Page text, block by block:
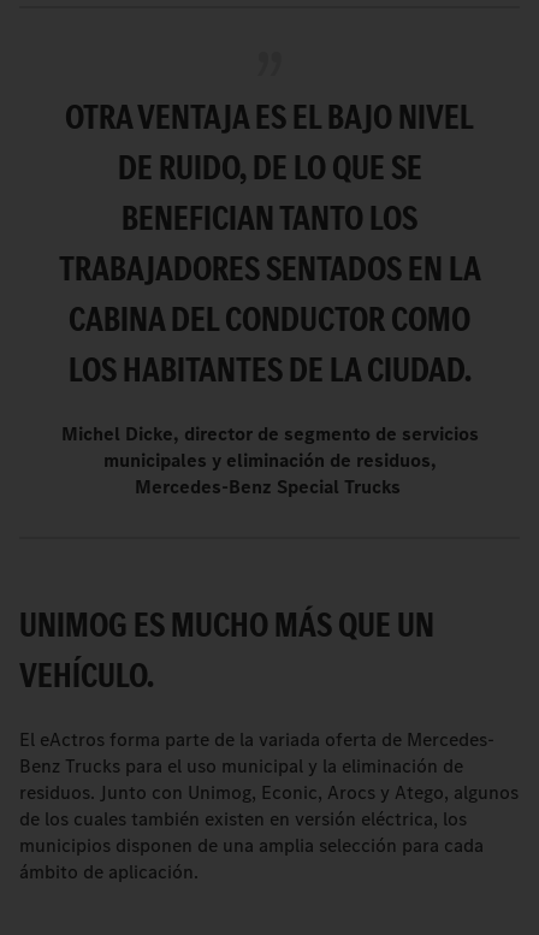
OTRA VENTAJA ES EL BAJO NIVEL
DE RUIDO, DE LO QUE SE
BENEFICIAN TANTO LOS
TRABAJADORES SENTADOS EN LA
CABINA DEL CONDUCTOR COMO
LOS HABITANTES DE LA CIUDAD.
Michel Dicke, director de segmento de servicios
municipales y eliminación de residuos,
Mercedes-Benz Special Trucks
UNIMOG ES MUCHO MÁS QUE UN
VEHÍCULO.
El eActros forma parte de la variada oferta de Mercedes-
Benz Trucks para el uso municipal y la eliminación de
residuos. Junto con Unimog, Econic, Arocs y Atego, algunos
de los cuales también existen en versión eléctrica, los
municipios disponen de una amplia selección para cada
ámbito de aplicación.